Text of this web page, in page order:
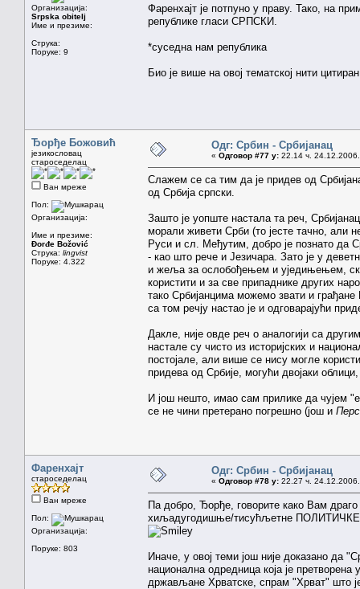
Организација:
Srpska obitelj
Име и презиме:
Струка:
Поруке: 9
Фаренхајт је потпуно у праву. Тако, на
републике гласи СРПСКИ.
*суседна нам република
Био је више на овој тематској нити
Ђорђе Божовић
језикословац
староседелац
Ван мреже
Пол:
Организација:
Име и презиме:
Đorđe Božović
Струка: lingvist
Поруке: 4.322
Одг: Србин - Србијанац
« Одговор #77 у: 22.14 ч.
Слажем се са тим да је придев од
од Србија српски.
Зашто је уопште настала та реч,
морали живети Срби (то јесте тачно, али
Руси и сл. Међутим, добро је познато да
- као што рече и Језичара. Зато је у
и жеља за ослобођењем и уједињењем,
користити и за све припаднике других
тако Србијанцима можемо звати и
са том речју настао је и одговарајући
Дакле, није овде реч о аналогији са
настале су чисто из историјских и
постојале, али више се нису могле
придева од Србије, могући двојаки
И још нешто, имао сам прилике да чујем
се не чини претерано погрешно (још и
Фаренхајт
староседелац
Ван мреже
Пол:
Организација:
Поруке: 803
Одг: Србин - Србијанац
« Одговор #78 у: 22.27 ч.
Па добро, Ђорђе, говорите како Вам драго
хиљадугодишње/тисућљетне ПОЛИТИЧКЕ
Иначе, у овој теми још није доказано да
национална одредница која је
држављане Хрватске, спрам "Хрват" што